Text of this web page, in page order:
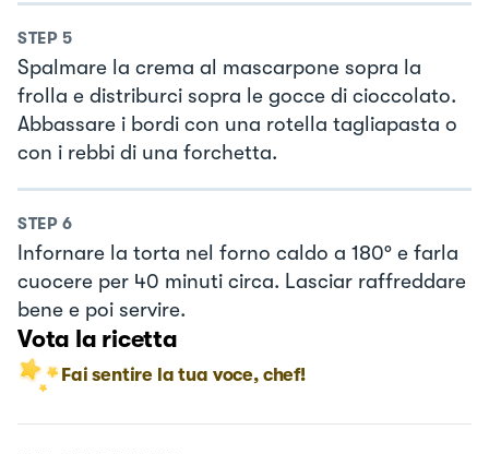
STEP 5
Spalmare la crema al mascarpone sopra la
frolla e distriburci sopra le gocce di cioccolato.
Abbassare i bordi con una rotella tagliapasta o
con i rebbi di una forchetta.
STEP 6
Infornare la torta nel forno caldo a 180° e farla
cuocere per 40 minuti circa. Lasciar raffreddare
bene e poi servire.
Vota la ricetta
Fai sentire la tua voce, chef!